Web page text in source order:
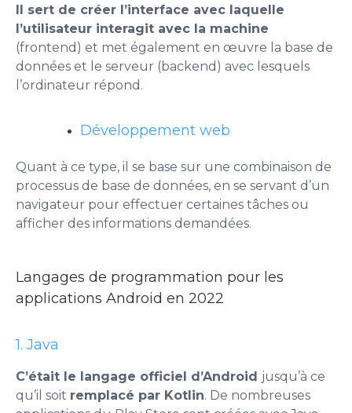
Il sert de créer l’interface avec laquelle
l’utilisateur interagit avec la machine
(frontend) et met également en œuvre la base de
données et le serveur (backend) avec lesquels
l’ordinateur répond.
Développement web
Quant à ce type, il se base sur une combinaison de
processus de base de données, en se servant d’un
navigateur pour effectuer certaines tâches ou
afficher des informations demandées.
Langages de programmation pour les
applications Android en 2022
1. Java
C’était le langage officiel d’Android jusqu’à ce
qu’il soit remplacé par Kotlin. De nombreuses